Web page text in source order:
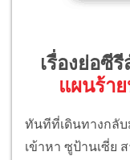
เรื่องย่อซี
แผนร้า
ทันทีที่เดินทางกลับ
เข้าหา ซูป้านเซี่ย